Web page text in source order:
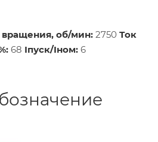
вращения, об/мин: 2750 Ток
68 Iпуск/Iном: 6